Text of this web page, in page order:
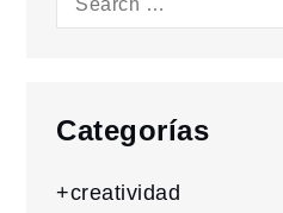
Search
Categorías
+creatividad